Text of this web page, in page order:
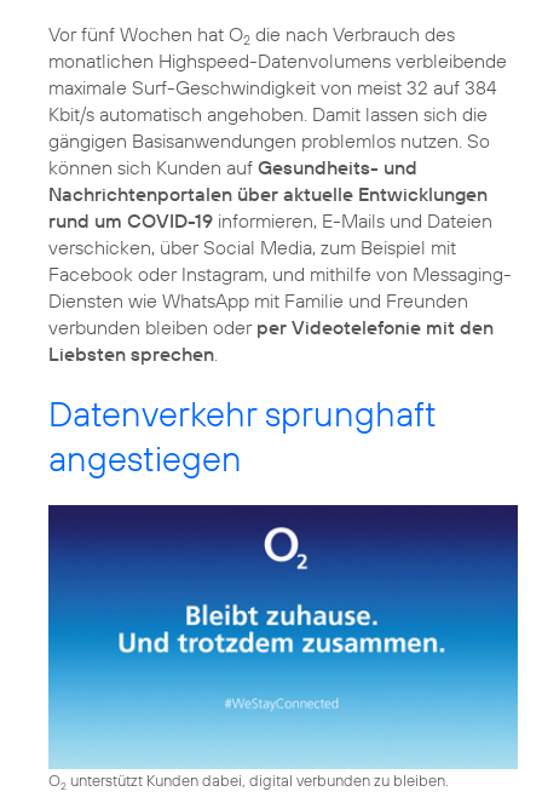
Vor fünf Wochen hat O2 die nach Verbrauch des
monatlichen Highspeed-Datenvolumens verbleibende
maximale Surf-Geschwindigkeit von meist 32 auf 384
Kbit/s automatisch angehoben. Damit lassen sich die
gängigen Basisanwendungen problemlos nutzen. So
können sich Kunden auf Gesundheits- und
Nachrichtenportalen über aktuelle Entwicklungen
rund um COVID-19 informieren, E-Mails und Dateien
verschicken, über Social Media, zum Beispiel mit
Facebook oder Instagram, und mithilfe von Messaging-
Diensten wie WhatsApp mit Familie und Freunden
verbunden bleiben oder per Videotelefonie mit den
Liebsten sprechen
Datenverkehr sprunghaft
angestiegen
O2 unterstützt Kunden dabei, digital verbunden zu bleiben.